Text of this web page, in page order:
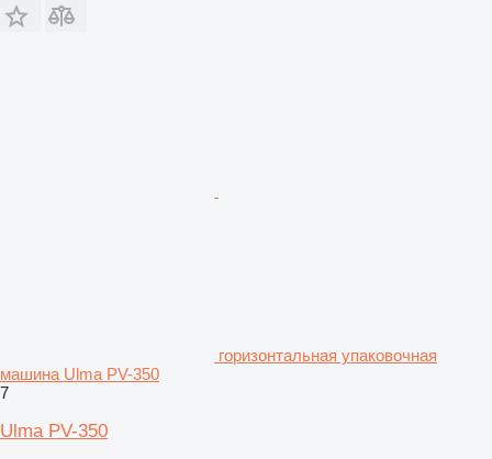
горизонтальная упаковочная
машина Ulma PV-350
7
Ulma PV-350